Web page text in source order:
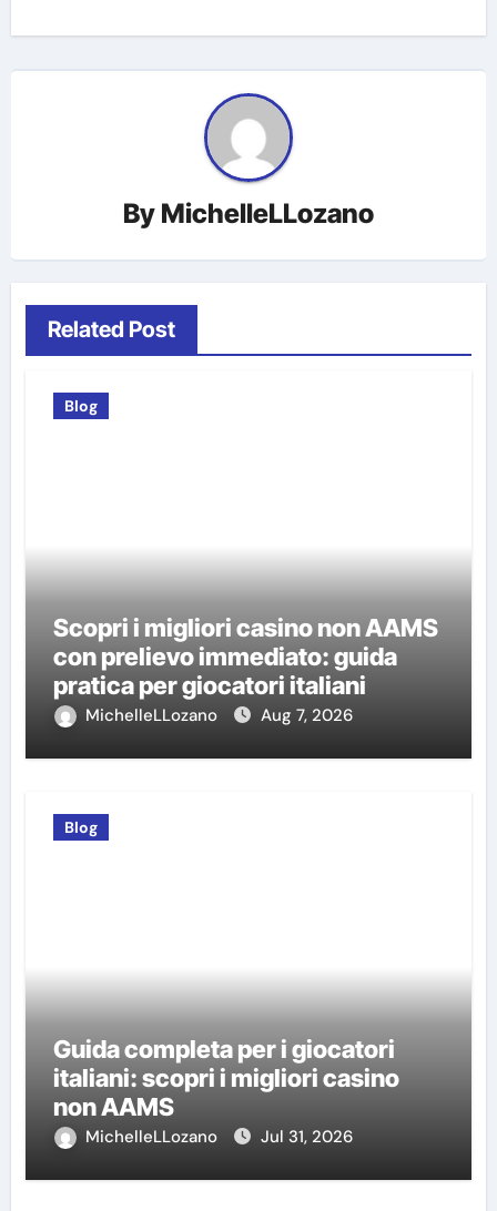
By MichelleLLozano
Related Post
Blog
Scopri i migliori casino non AAMS
con prelievo immediato: guida
pratica per giocatori italiani
MichelleLLozano Aug 7, 2026
Blog
Guida completa per i giocatori
italiani: scopri i migliori casino
non AAMS
MichelleLLozano Jul 31, 2026